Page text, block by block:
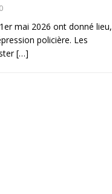
0
mai 2026 ont donné lieu,
policière. Les
[…]